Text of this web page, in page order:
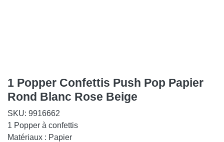
1 Popper Confettis Push Pop Papier
Rond Blanc Rose Beige
SKU: 9916662
1 Popper à confettis
Matériaux : Papier